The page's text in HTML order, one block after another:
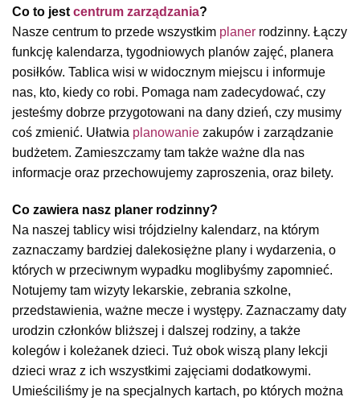
Co to jest centrum zarządzania?
Nasze centrum to przede wszystkim planer rodzinny. Łączy
funkcję kalendarza, tygodniowych planów zajęć, planera
posiłków. Tablica wisi w widocznym miejscu i informuje
nas, kto, kiedy co robi. Pomaga nam zadecydować, czy
jesteśmy dobrze przygotowani na dany dzień, czy musimy
coś zmienić. Ułatwia planowanie zakupów i zarządzanie
budżetem. Zamieszczamy tam także ważne dla nas
informacje oraz przechowujemy zaproszenia, oraz bilety.
Co zawiera nasz planer rodzinny?
Na naszej tablicy wisi trójdzielny kalendarz, na którym
zaznaczamy bardziej dalekosiężne plany i wydarzenia, o
których w przeciwnym wypadku moglibyśmy zapomnieć.
Notujemy tam wizyty lekarskie, zebrania szkolne,
przedstawienia, ważne mecze i występy. Zaznaczamy daty
urodzin członków bliższej i dalszej rodziny, a także
kolegów i koleżanek dzieci. Tuż obok wiszą plany lekcji
dzieci wraz z ich wszystkimi zajęciami dodatkowymi.
Umieściliśmy je na specjalnych kartach, po których można